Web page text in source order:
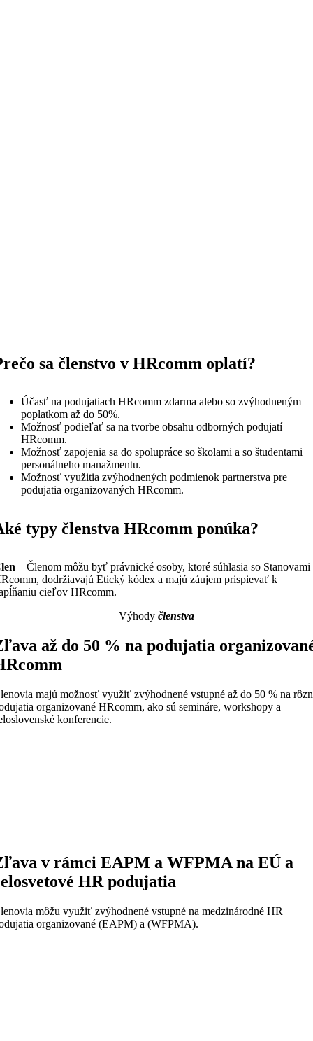
sa členstvo v HRcomm oplatí?
Účasť na podujatiach HRcomm zdarma alebo so zvýhodneným
poplatkom až do 50%.
Možnosť podieľať sa na tvorbe obsahu odborných podujatí
HRcomm.
Možnosť zapojenia sa do spolupráce so školami a so študentami
personálneho manažmentu.
Možnosť využitia zvýhodnených podmienok partnerstva pre
podujatia organizovaných HRcomm.
typy členstva HRcomm ponúka?
– Členom môžu byť právnické osoby, ktoré súhlasia so Stanovami
dodržiavajú Etický kódex a majú záujem prispievať k
cieľov HRcomm.
Výhody členstva
až do 50 % na podujatia
majú možnosť využiť zvýhodnené vstupné až do 50 % na
organizované HRcomm, ako sú semináre, workshopy a
konferencie.
v rámci EAPM a WFPMA na EÚ a
HR podujatia
môžu využiť zvýhodnené vstupné na medzinárodné HR
organizované (EAPM) a (WFPMA).